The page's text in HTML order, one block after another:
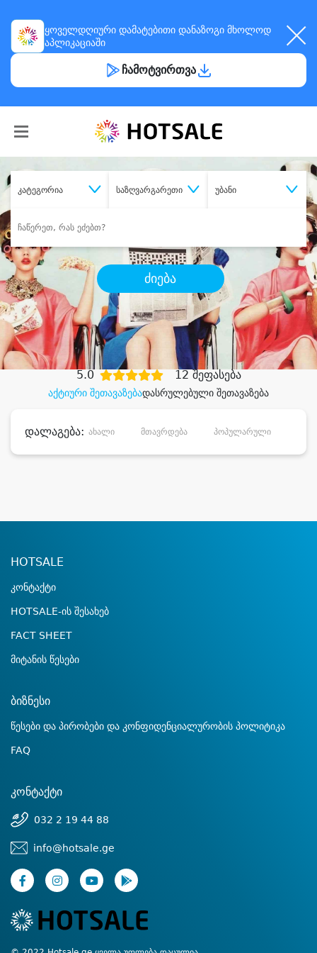
ყოველდღიური დამატებითი დანაზოგი მხოლოდ
აპლიკაციაში
ჩამოტვირთვა
კატეგორია საზღვარგარეთი უბანი
ძიება
შეიძინესასურველი მომსახურება
დიდი დანაზოგით
აქტიური შეთავაზებადასრულებული შეთავაზება
5.0 12 შეფასება
დალაგება: ახალი მთავრდება პოპულარული
HOTSALE
კონტაქტი
HOTSALE-ის შესახებ
FACT SHEET
მიტანის წესები
ბიზნესი
წესები და პირობები და კონფიდენციალურობის პოლიტიკა
FAQ
კონტაქტი
032 2 19 44 88
info@hotsale.ge